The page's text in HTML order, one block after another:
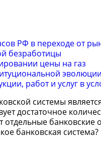
РФ в переходе от
безработицы
цены на газ
работ и услуг в
системы
достаточное
банковская система?